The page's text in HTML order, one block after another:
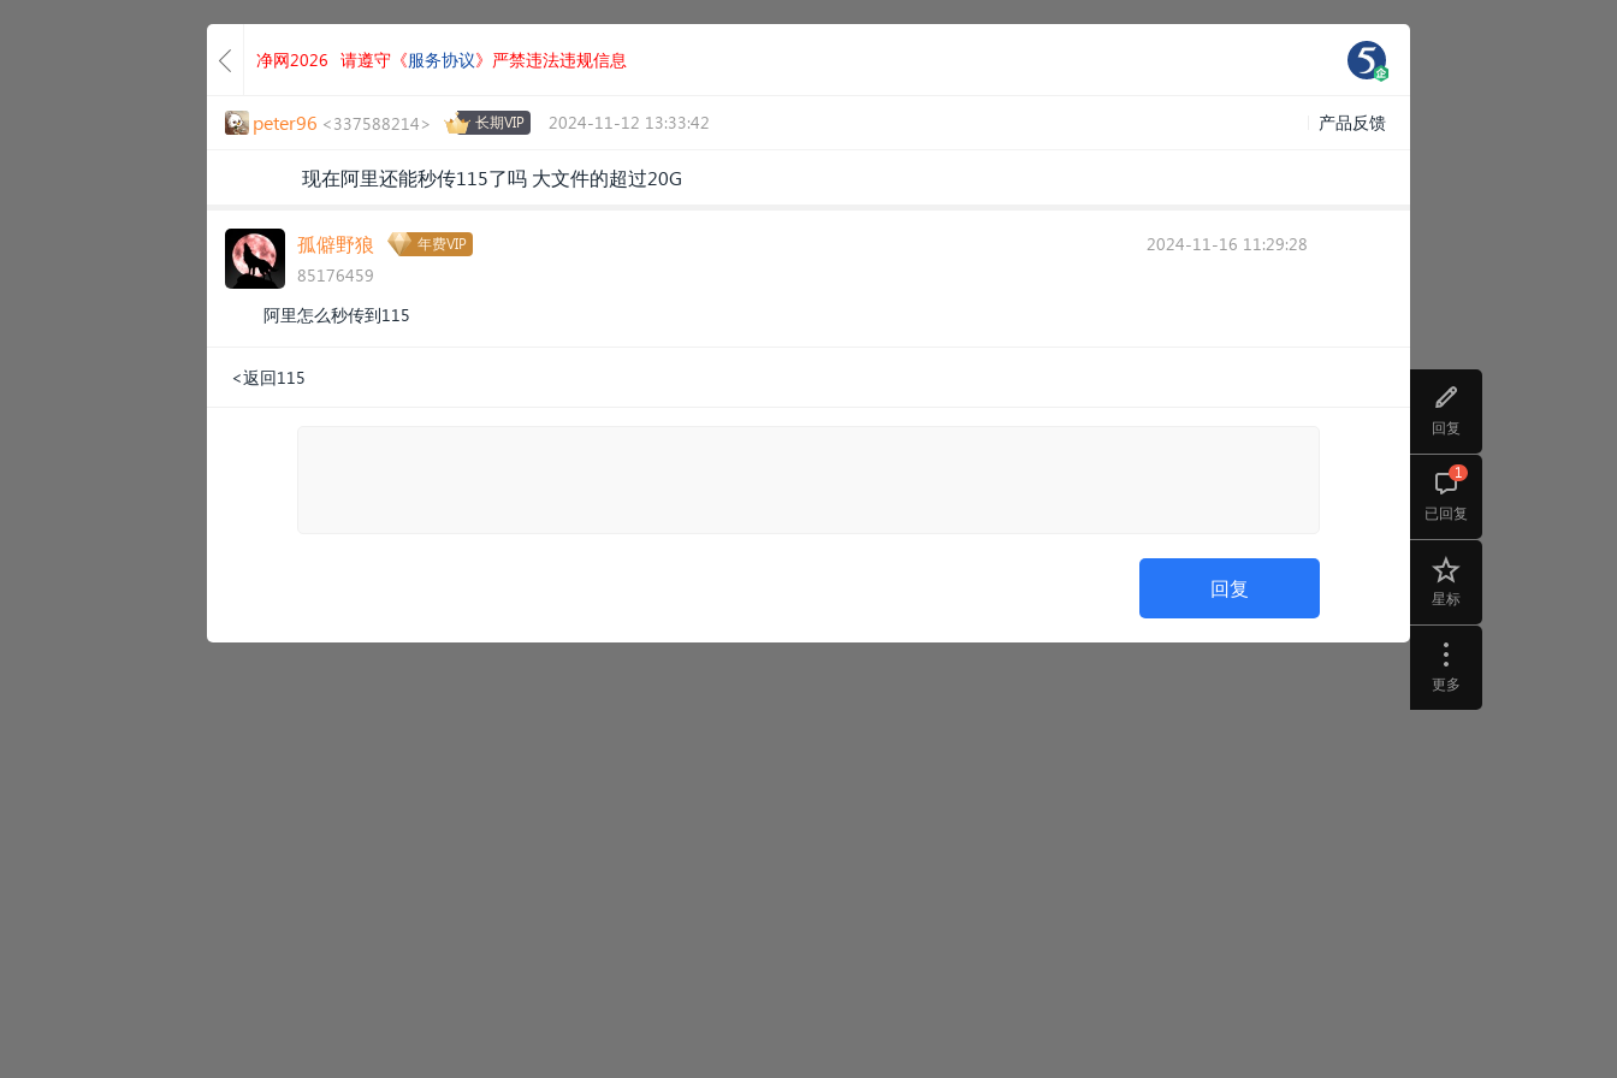
回复
已回复
1
星标
更多
净网2026 请遵守《服务协议》严禁违法违规信息
peter96 <337588214> 长期VIP 2024-11-12 13:33:42 产品反馈
现在阿里还能秒传115了吗 大文件的超过20G
孤僻野狼 年费VIP
85176459
2024-11-16 11:29:28
阿里怎么秒传到115
<返回115
回复